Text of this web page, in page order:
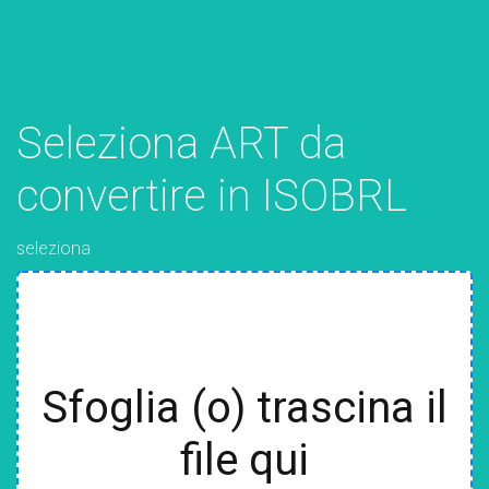
Seleziona ART da
convertire in ISOBRL
seleziona
Sfoglia (o) trascina il
file qui